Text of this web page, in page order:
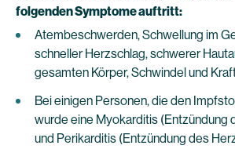
folgenden Symptome auftritt:
Atembeschwerden, Schwellung im
schneller Herzschlag, schwerer
gesamten Körper, Schwindel und
Bei einigen Personen, die den
wurde eine Myokarditis (Entzündung
und Perikarditis (Entzündung des